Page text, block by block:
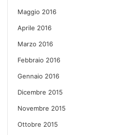
Maggio 2016
Aprile 2016
Marzo 2016
Febbraio 2016
Gennaio 2016
Dicembre 2015
Novembre 2015
Ottobre 2015